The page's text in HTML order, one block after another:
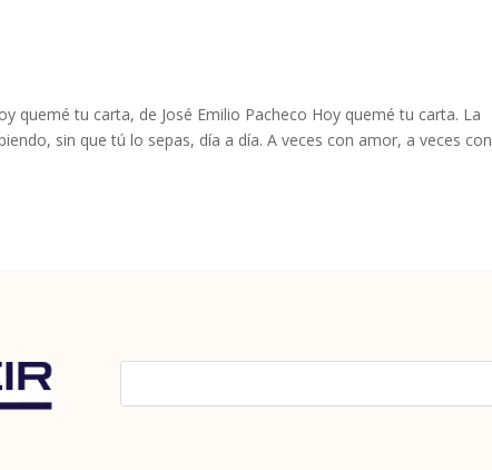
quemé tu carta, de José Emilio Pacheco Hoy quemé tu carta. La
sin que tú lo sepas, día a día. A veces con amor, a veces con